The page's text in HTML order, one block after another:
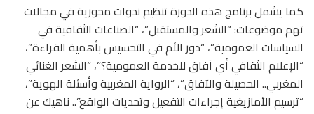
كما يشمل برنامج هذه الدورة تنظيم ندوات محورية في مجالات
تهم موضوعات: “الشعر والمستقبل”، “الصناعات الثقافية في
السياسات العمومية”، “دور الأم في التحسيس بأهمية القراءة”،
“الإعلام الثقافي أي آفاق للخدمة العمومية؟”، “الشعر الغنائي
المغربي.. الحصيلة والآفاق”، “الرواية المغربية وأسئلة الهوية”،
“ترسيم الأمازيغية إجراءات التفعيل وتحديات الواقع”.. ناهيك عن